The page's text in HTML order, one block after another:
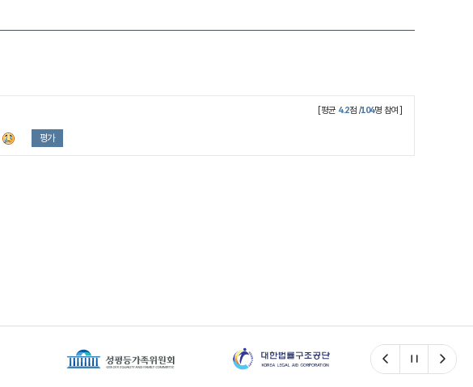
[평균 4.2점 /104명 참여]
평가
이전 일시정지다음